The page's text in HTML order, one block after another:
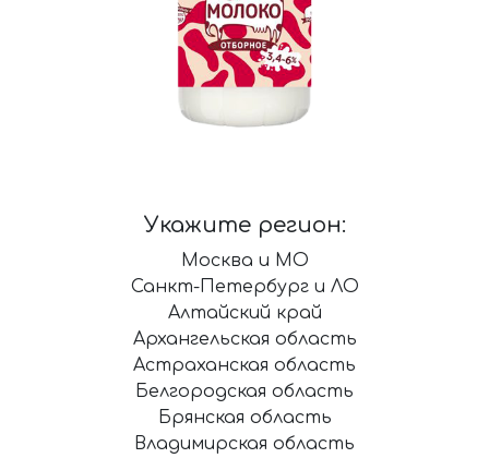
Укажите регион:
Москва и МО
Санкт-Петербург и ЛО
Алтайский край
Архангельская область
Астраханская область
Белгородская область
Брянская область
Владимирская область